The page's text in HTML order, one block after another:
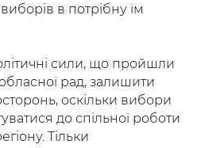
в потрібну їм
сили, що пройшли
обласної рад, залишити
оскільки вибори
до спільної роботи
Тільки